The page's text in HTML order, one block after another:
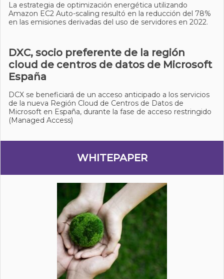
La estrategia de optimización energética utilizando
Amazon EC2 Auto-scaling resultó en la reducción del 78%
en las emisiones derivadas del uso de servidores en 2022.
DXC, socio preferente de la región
cloud de centros de datos de Microsoft
España
DCX se beneficiará de un acceso anticipado a los servicios
de la nueva Región Cloud de Centros de Datos de
Microsoft en España, durante la fase de acceso restringido
(Managed Access)
WHITEPAPER